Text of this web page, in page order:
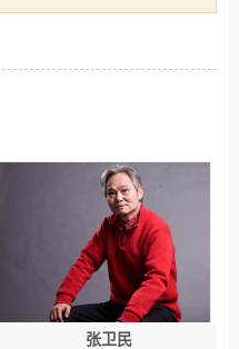
张卫民